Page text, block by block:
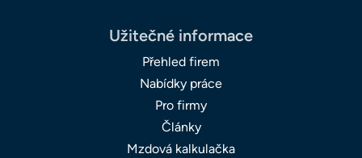
Užitečné informace
Přehled firem
Nabídky práce
Pro firmy
Články
Mzdová kalkulačka